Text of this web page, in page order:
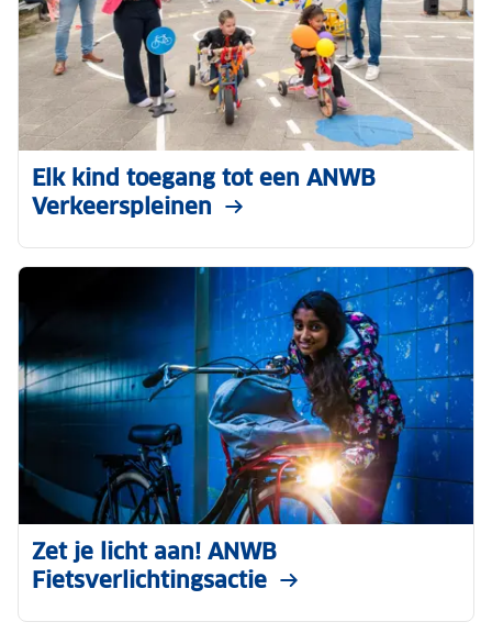
Elk kind toegang tot een ANWB
Verkeerspleinen
Zet je licht aan! ANWB
Fietsverlichtingsactie